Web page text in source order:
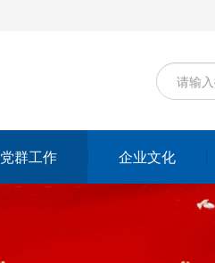
党群工作 企业文化